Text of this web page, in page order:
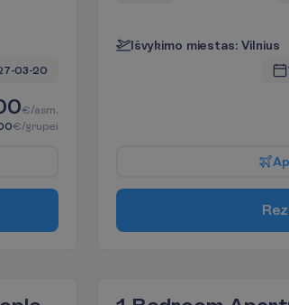
03-20
€/asm.
€/grupei
Išvykimo miestas: Vilnius
Ap
Rez